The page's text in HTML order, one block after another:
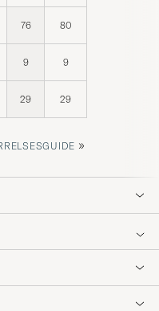
76 80
9 9
29 29
»